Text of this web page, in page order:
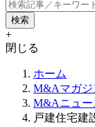
+
閉じる
ホーム
M&Aマガジ
M&Aニュー
戸建住宅建